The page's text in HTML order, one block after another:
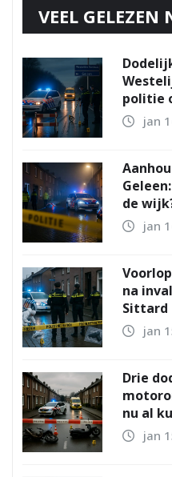
VEEL GELEZEN
politie
jan
de
jan
na
Sittard
jan
Drie
nu al
jan